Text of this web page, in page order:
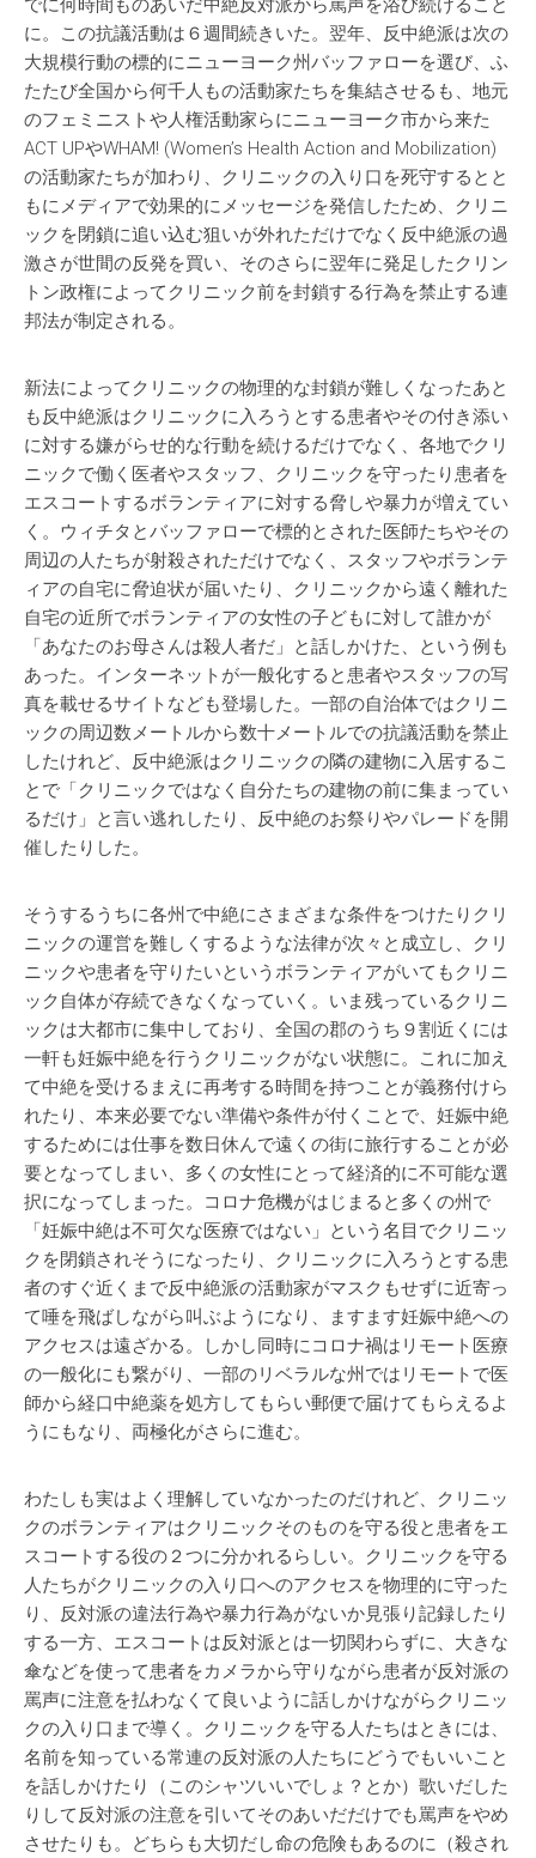
でに何時間ものあいだ中絶反対派から罵声を浴び続けること
に。この抗議活動は６週間続きいた。翌年、反中絶派は次の
大規模行動の標的にニューヨーク州バッファローを選び、ふ
たたび全国から何千人もの活動家たちを集結させるも、地元
のフェミニストや人権活動家らにニューヨーク市から来た
ACT UPやWHAM! (Women’s Health Action and Mobilization)
の活動家たちが加わり、クリニックの入り口を死守するとと
もにメディアで効果的にメッセージを発信したため、クリニ
ックを閉鎖に追い込む狙いが外れただけでなく反中絶派の過
激さが世間の反発を買い、そのさらに翌年に発足したクリン
トン政権によってクリニック前を封鎖する行為を禁止する連
邦法が制定される。
新法によってクリニックの物理的な封鎖が難しくなったあと
も反中絶派はクリニックに入ろうとする患者やその付き添い
に対する嫌がらせ的な行動を続けるだけでなく、各地でクリ
ニックで働く医者やスタッフ、クリニックを守ったり患者を
エスコートするボランティアに対する脅しや暴力が増えてい
く。ウィチタとバッファローで標的とされた医師たちやその
周辺の人たちが射殺されただけでなく、スタッフやボランテ
ィアの自宅に脅迫状が届いたり、クリニックから遠く離れた
自宅の近所でボランティアの女性の子どもに対して誰かが
「あなたのお母さんは殺人者だ」と話しかけた、という例も
あった。インターネットが一般化すると患者やスタッフの写
真を載せるサイトなども登場した。一部の自治体ではクリニ
ックの周辺数メートルから数十メートルでの抗議活動を禁止
したけれど、反中絶派はクリニックの隣の建物に入居するこ
とで「クリニックではなく自分たちの建物の前に集まってい
るだけ」と言い逃れしたり、反中絶のお祭りやパレードを開
催したりした。
そうするうちに各州で中絶にさまざまな条件をつけたりクリ
ニックの運営を難しくするような法律が次々と成立し、クリ
ニックや患者を守りたいというボランティアがいてもクリニ
ック自体が存続できなくなっていく。いま残っているクリニ
ックは大都市に集中しており、全国の郡のうち９割近くには
一軒も妊娠中絶を行うクリニックがない状態に。これに加え
て中絶を受けるまえに再考する時間を持つことが義務付けら
れたり、本来必要でない準備や条件が付くことで、妊娠中絶
するためには仕事を数日休んで遠くの街に旅行することが必
要となってしまい、多くの女性にとって経済的に不可能な選
択になってしまった。コロナ危機がはじまると多くの州で
「妊娠中絶は不可欠な医療ではない」という名目でクリニッ
クを閉鎖されそうになったり、クリニックに入ろうとする患
者のすぐ近くまで反中絶派の活動家がマスクもせずに近寄っ
て唾を飛ばしながら叫ぶようになり、ますます妊娠中絶への
アクセスは遠ざかる。しかし同時にコロナ禍はリモート医療
の一般化にも繋がり、一部のリベラルな州ではリモートで医
師から経口中絶薬を処方してもらい郵便で届けてもらえるよ
うにもなり、両極化がさらに進む。
わたしも実はよく理解していなかったのだけれど、クリニッ
クのボランティアはクリニックそのものを守る役と患者をエ
スコートする役の２つに分かれるらしい。クリニックを守る
人たちがクリニックの入り口へのアクセスを物理的に守った
り、反対派の違法行為や暴力行為がないか見張り記録したり
する一方、エスコートは反対派とは一切関わらずに、大きな
傘などを使って患者をカメラから守りながら患者が反対派の
罵声に注意を払わなくて良いように話しかけながらクリニッ
クの入り口まで導く。クリニックを守る人たちはときには、
名前を知っている常連の反対派の人たちにどうでもいいこと
を話しかけたり（このシャツいいでしょ？とか）歌いだした
りして反対派の注意を引いてそのあいだだけでも罵声をやめ
させたりも。どちらも大切だし命の危険もあるのに（殺され